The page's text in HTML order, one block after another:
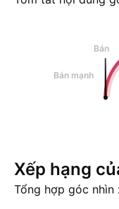
Bán
Bán mạnh
Xếp hạng
Tổng hợp góc nhìn